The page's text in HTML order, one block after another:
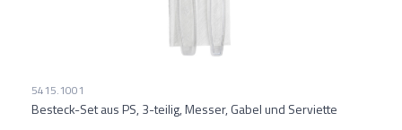
5415.1001
Besteck-Set aus PS, 3-teilig, Messer, Gabel und Serviette